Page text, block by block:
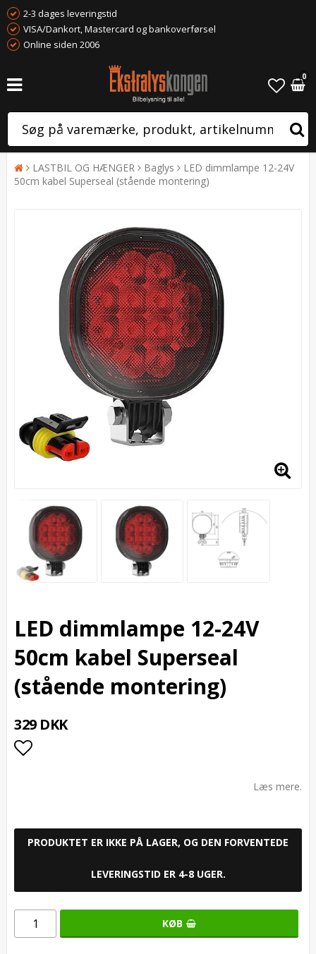
2-3 dages leveringstid
VISA/Dankort, Mastercard og bankoverførsel
Online siden 2006
0
LASTBIL OG HÆNGER Baglys
LED dimmlampe 12-24V
50cm kabel Superseal (stående montering)
LED dimmlampe 12-24V
50cm kabel Superseal
(stående montering)
329 DKK
Læs mere.
PRODUKTET ER IKKE PÅ LAGER, OG DEN FORVENTEDE
LEVERINGSTID ER 4-8 UGER.
KØB